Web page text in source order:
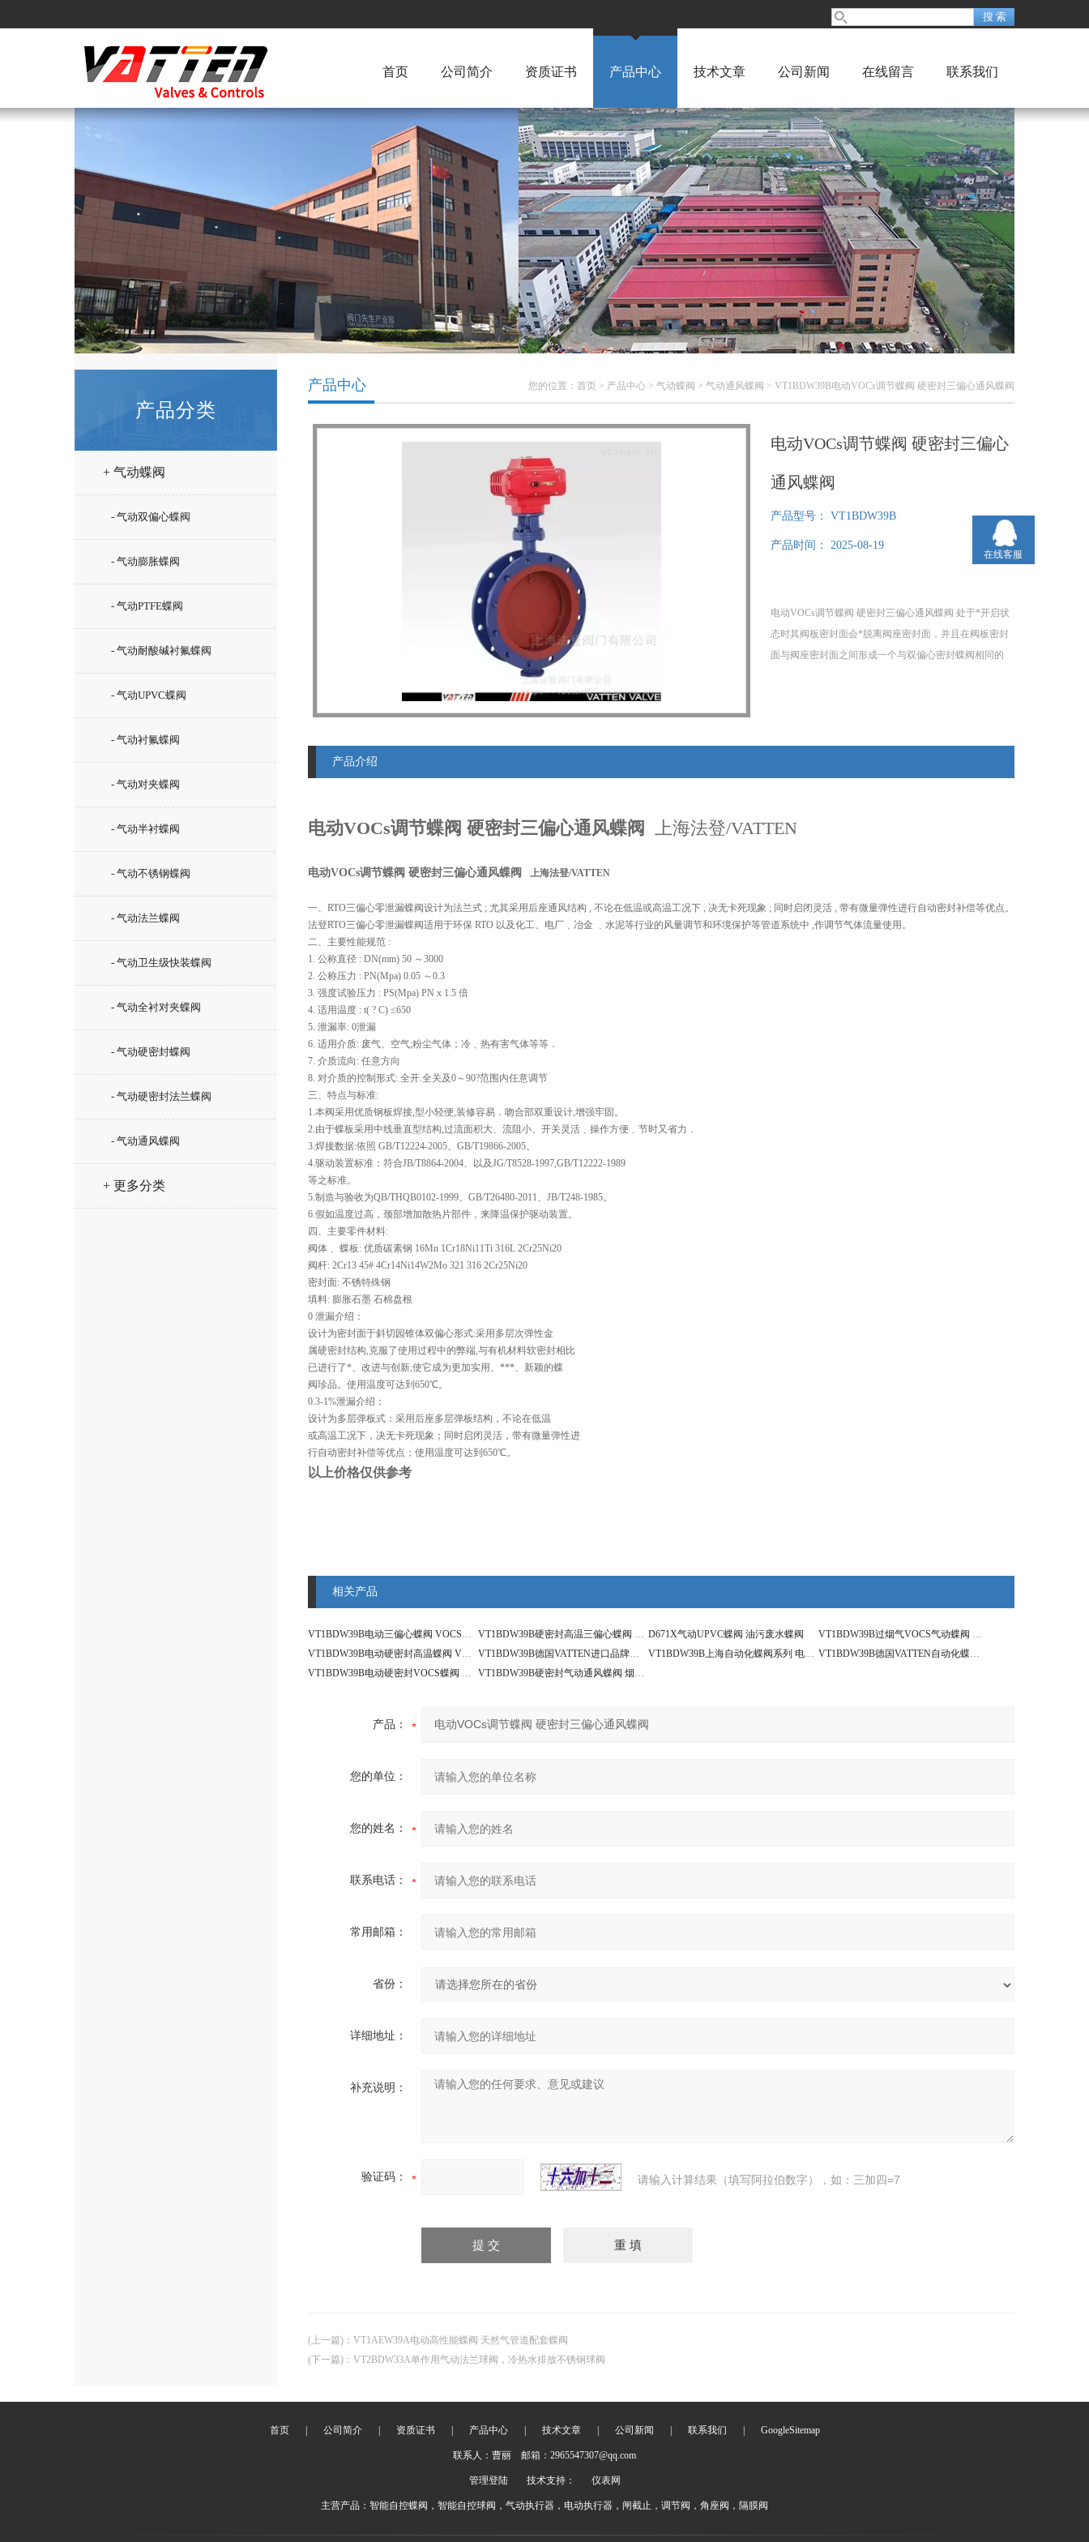
首页 公司简介 资质证书 产品中心 技术文章 公司新闻 在线留言 联系我们
产品分类
+ 气动蝶阀
- 气动双偏心蝶阀
- 气动膨胀蝶阀
- 气动PTFE蝶阀
- 气动耐酸碱衬氟蝶阀
- 气动UPVC蝶阀
- 气动衬氟蝶阀
- 气动对夹蝶阀
- 气动半衬蝶阀
- 气动不锈钢蝶阀
- 气动法兰蝶阀
- 气动卫生级快装蝶阀
- 气动全衬对夹蝶阀
- 气动硬密封蝶阀
- 气动硬密封法兰蝶阀
- 气动通风蝶阀
+ 更多分类
您的位置： 首页 > 产品中心 > 气动蝶阀 > 气动通风蝶阀 > VT1BDW39B电动VOCs调节蝶阀 硬密封三偏心通风蝶阀
产品中心
电动VOCs调节蝶阀 硬密封三偏心
通风蝶阀
产品型号： VT1BDW39B
产品时间： 2025-08-19
电动VOCs调节蝶阀 硬密封三偏心通风蝶阀 处于*开启状
态时其阀板密封面会*脱离阀座密封面，并且在阀板密封
面与阀座密封面之间形成一个与双偏心密封蝶阀相同的
产品介绍
电动VOCs调节蝶阀 硬密封三偏心通风蝶阀 上海法登/VATTEN
电动VOCs调节蝶阀 硬密封三偏心通风蝶阀 上海法登/VATTEN
一、RTO三偏心零泄漏蝶阀设计为法兰式 ; 尤其采用后座通风结构 , 不论在低温或高温工况下 , 决无卡死现象 ; 同时启闭灵活 , 带有微量弹性进行自动密封补偿等优点。
法登RTO三偏心零泄漏蝶阀适用于环保 RTO 以及化工、电厂﹑冶金 ﹑水泥等行业的风量调节和环境保护等管道系统中 ,作调节气体流量使用。
二、主要性能规范 :
1. 公称直径 : DN(mm) 50 ～3000
2. 公称压力 : PN(Mpa) 0.05 ～0.3
3. 强度试验压力 : PS(Mpa) PN x 1.5 倍
4. 适用温度 : t( ? C) ≤650
5. 泄漏率: 0泄漏
6. 适用介质: 废气、空气;粉尘气体；冷﹑热有害气体等等．
7. 介质流向: 任意方向
8. 对介质的控制形式: 全开.全关及0～90?范围内任意调节
三、特点与标准:
1.本阀采用优质钢板焊接,型小轻便,装修容易．吻合部双重设计,增强牢固。
2.由于蝶板采用中线垂直型结构,过流面积大、流阻小、开关灵活﹑操作方便﹑节时又省力．
3.焊接数据:依照 GB/T12224-2005、GB/T19866-2005。
4.驱动装置标准：符合JB/T8864-2004、以及JG/T8528-1997,GB/T12222-1989
等之标准。
5.制造与验收为QB/THQB0102-1999、GB/T26480-2011、JB/T248-1985。
6.假如温度过高，颈部增加散热片部件，来降温保护驱动装置。
四、主要零件材料:
阀体﹑ 蝶板: 优质碳素钢 16Mn 1Cr18Ni11Ti 316L 2Cr25Ni20
阀杆: 2Cr13 45# 4Cr14Ni14W2Mo 321 316 2Cr25Ni20
密封面: 不锈特殊钢
填料: 膨胀石墨 石棉盘根
0 泄漏介绍：
设计为密封面于斜切园锥体双偏心形式:采用多层次弹性金
属硬密封结构,克服了使用过程中的弊端,与有机材料软密封相比
已进行了*、改进与创新,使它成为更加实用、***、新颖的蝶
阀珍品。使用温度可达到650℃。
0.3-1%泄漏介绍：
设计为多层弹板式：采用后座多层弹板结构，不论在低温
或高温工况下，决无卡死现象；同时启闭灵活，带有微量弹性进
行自动密封补偿等优点；使用温度可达到650℃。
以上价格仅供参考
相关产品
VT1BDW39B电动三偏心蝶阀 VOCS尾气蝶阀 零泄漏 VT1BDW39B硬密封高温三偏心蝶阀 VOCS尾气蝶阀 零泄漏 D671X气动UPVC蝶阀 油污废水蝶阀
VT1BDW39B过烟气VOCS气动蝶阀 耐高温450℃ 锅炉厂用
VT1BDW39B电动硬密封高温蝶阀 VOCS大型通风蝶阀
VT1BDW39B德国VATTEN进口品牌气动VOCs高温通风蝶阀 VT1BDW39B上海自动化蝶阀系列 电动VOCs通风蝶阀
VT1BDW39B德国VATTEN自动化蝶阀系列 三偏心通风蝶阀
VT1BDW39B电动硬密封VOCS蝶阀 高温零泄漏通风蝶阀
VT1BDW39B硬密封气动通风蝶阀 烟气流通专用蝶阀
产品：
您的单位：
您的姓名：
联系电话：
常用邮箱：
省份：
详细地址：
补充说明：
验证码： 请输入计算结果（填写阿拉伯数字），如：三加四=7
(上一篇) ： VT1AEW39A电动高性能蝶阀 天然气管道配套蝶阀
(下一篇) ： VT2BDW33A单作用气动法兰球阀，冷热水排放不锈钢球阀
首页 公司简介 资质证书 产品中心 技术文章 公司新闻 联系我们 GoogleSitemap
联系人：曹丽 邮箱：2965547307@qq.com
管理登陆 技术支持： 仪表网
主营产品：智能自控蝶阀，智能自控球阀，气动执行器，电动执行器，闸截止，调节阀，角座阀，隔膜阀
在线客服